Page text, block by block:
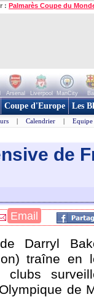
: Palmarès Coupe du
Arsenal Liverpool ManCity
Coupe d'Europe Les
| Calendrier | Equipe
de
Email
Darryl
traîne en
clubs
de